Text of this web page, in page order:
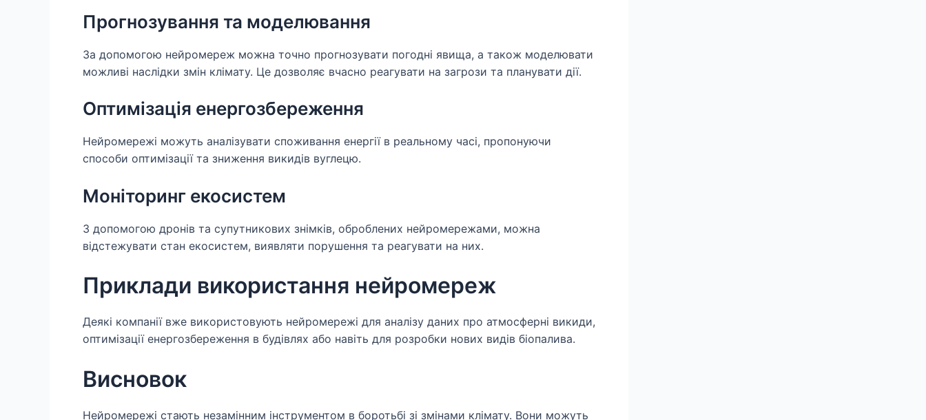
Прогнозування та моделювання
За допомогою нейромереж можна точно прогнозувати погодні явища, а також моделювати
можливі наслідки змін клімату. Це дозволяє вчасно реагувати на загрози та планувати дії.
Оптимізація енергозбереження
Нейромережі можуть аналізувати споживання енергії в реальному часі, пропонуючи
способи оптимізації та зниження викидів вуглецю.
Моніторинг екосистем
З допомогою дронів та супутникових знімків, оброблених нейромережами, можна
відстежувати стан екосистем, виявляти порушення та реагувати на них.
Приклади використання нейромереж
Деякі компанії вже використовують нейромережі для аналізу даних про атмосферні викиди,
оптимізації енергозбереження в будівлях або навіть для розробки нових видів біопалива.
Висновок
Нейромережі стають незамінним інструментом в боротьбі зі змінами клімату. Вони можуть